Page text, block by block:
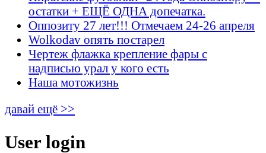
остатки + ЕЩЁ ОДНА допечатка.
Оппозиту 27 лет!!! Отмечаем 24-26 апреля
Wolkodav опять постарел
Чертеж флажка крепление фары с
надписью урал у кого есть
Наша мотожизнь
давай ещё >>
User login